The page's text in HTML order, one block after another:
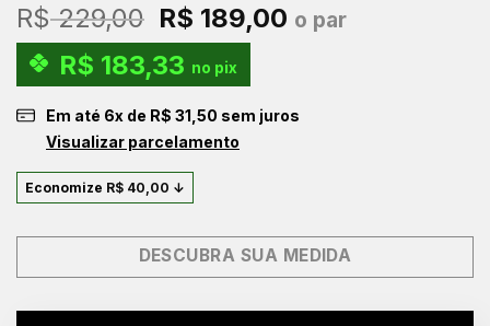
R$229,00 O
preço
original
era:
R$ 229,00.
R$ 189,00 O
R$ 189,00.
o par
R$ 183,33 no pix
Em até 6x de R$ 31,50 sem juros
Visualizar parcelamento
Economize R$ 40,00 ↓
DESCUBRA SUA MEDIDA